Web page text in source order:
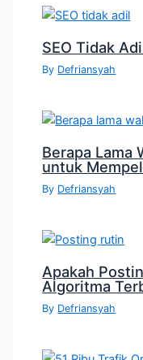
SEO Tidak
By Defriansyah
Berapa Lama
untuk
By Defriansyah
Apakah
Algoritma
By Defriansyah